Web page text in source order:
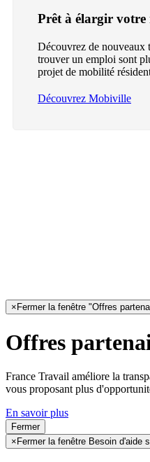
Prêt à élargir votre
Découvrez de nouveaux
trouver un emploi sont
projet de mobilité
Découvrez Mobiville
× Fermer la fenêtre "Offres
Offres
France Travail améliore la
vous proposant plus
En savoir plus
Fermer
× Fermer la fenêtre Besoin d'aide